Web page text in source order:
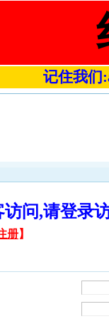
记住我们
访问,请登
册】